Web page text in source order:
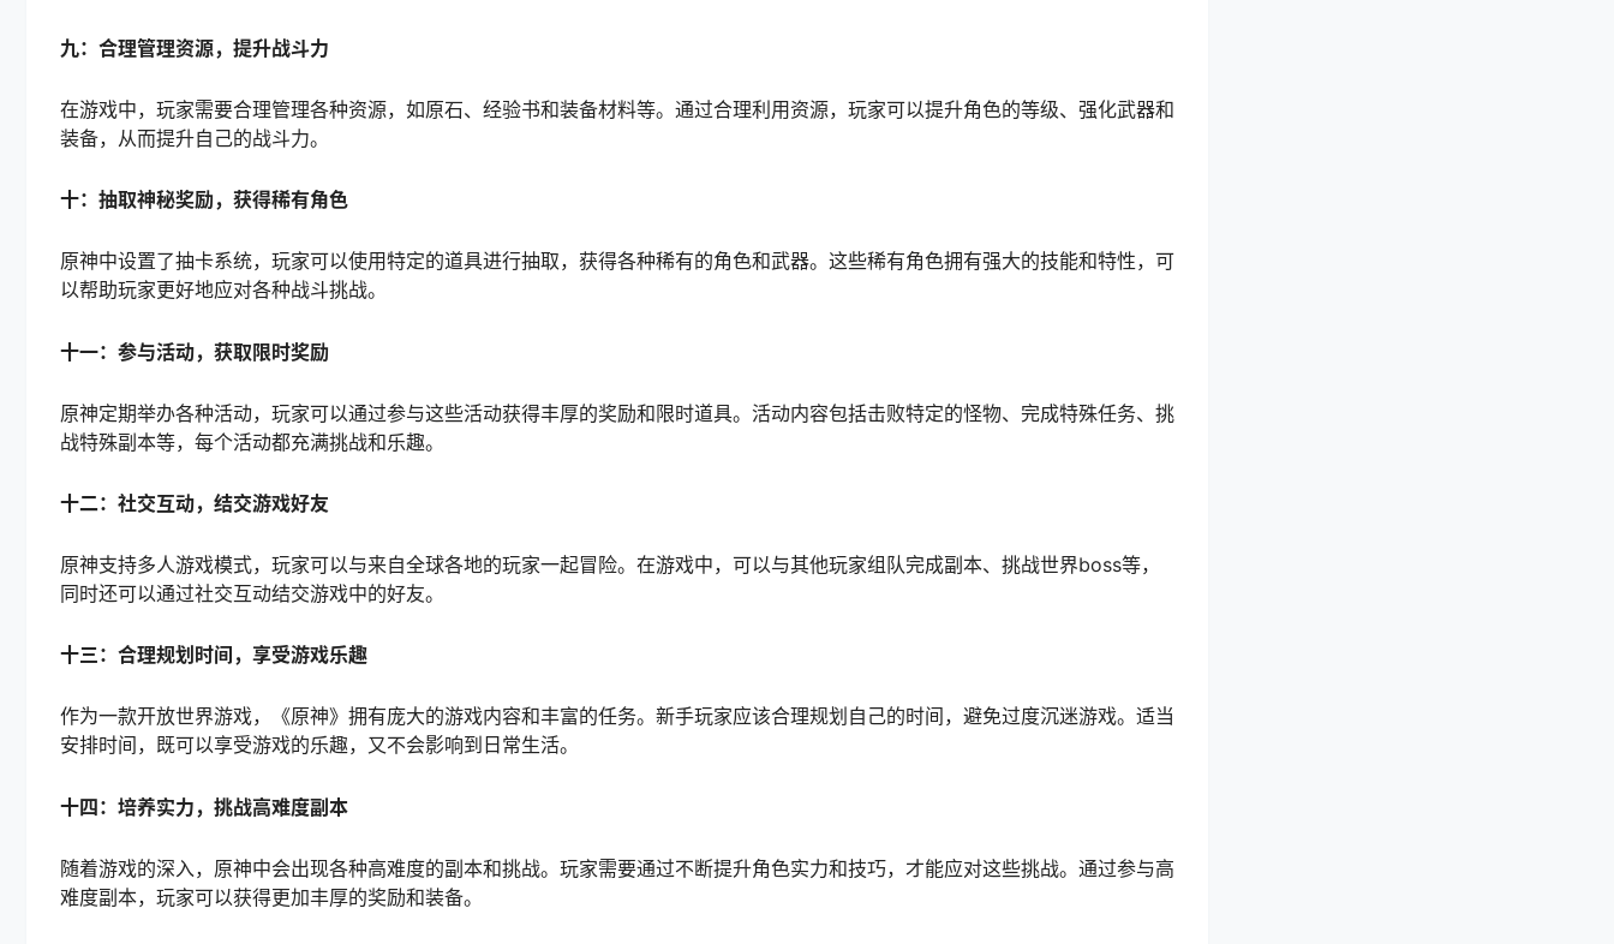
九：合理管理资源，提升战斗力
在游戏中，玩家需要合理管理各种资源，如原石、经验书和装备材料等。通过合理利用资源，玩家可以提升角色的等级、强化武器和
装备，从而提升自己的战斗力。
十：抽取神秘奖励，获得稀有角色
原神中设置了抽卡系统，玩家可以使用特定的道具进行抽取，获得各种稀有的角色和武器。这些稀有角色拥有强大的技能和特性，可
以帮助玩家更好地应对各种战斗挑战。
十一：参与活动，获取限时奖励
原神定期举办各种活动，玩家可以通过参与这些活动获得丰厚的奖励和限时道具。活动内容包括击败特定的怪物、完成特殊任务、挑
战特殊副本等，每个活动都充满挑战和乐趣。
十二：社交互动，结交游戏好友
原神支持多人游戏模式，玩家可以与来自全球各地的玩家一起冒险。在游戏中，可以与其他玩家组队完成副本、挑战世界boss等，
同时还可以通过社交互动结交游戏中的好友。
十三：合理规划时间，享受游戏乐趣
作为一款开放世界游戏，《原神》拥有庞大的游戏内容和丰富的任务。新手玩家应该合理规划自己的时间，避免过度沉迷游戏。适当
安排时间，既可以享受游戏的乐趣，又不会影响到日常生活。
十四：培养实力，挑战高难度副本
随着游戏的深入，原神中会出现各种高难度的副本和挑战。玩家需要通过不断提升角色实力和技巧，才能应对这些挑战。通过参与高
难度副本，玩家可以获得更加丰厚的奖励和装备。